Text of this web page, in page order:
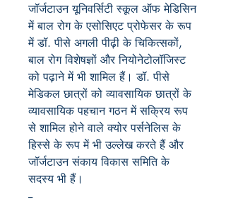
जॉर्जटाउन यूनिवर्सिटी स्कूल ऑफ मेडिसिन
में बाल रोग के एसोसिएट प्रोफेसर के रूप
में डॉ. पीसे अगली पीढ़ी के चिकित्सकों,
बाल रोग विशेषज्ञों और नियोनेटोलॉजिस्ट
को पढ़ाने में भी शामिल हैं। डॉ. पीसे
मेडिकल छात्रों को व्यावसायिक छात्रों के
व्यावसायिक पहचान गठन में सक्रिय रूप
से शामिल होने वाले क्योर पर्सनेलिस के
हिस्से के रूप में भी उल्लेख करते हैं और
जॉर्जटाउन संकाय विकास समिति के
सदस्य भी हैं।
--